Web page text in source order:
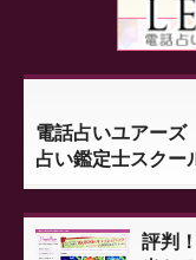
電話占いユアーズ
占い鑑定士スクー
評判！